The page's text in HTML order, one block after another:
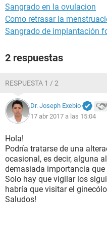
Sangrado en la ovulacion
Como retrasar la
Sangrado de implantación
2 respuestas
RESPUESTA 1 / 2
Dr. Joseph Exebio
17 abr 2017 a las 15:04
Hola!
Podría tratarse de una
ocasional, es decir, alguna
demasiada importancia que
Solo hay que vigilar los
habría que visitar el
Saludos!